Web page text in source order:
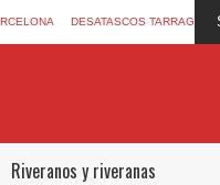
DESATASCOS TARRAGONA
Riveranos y riveranas